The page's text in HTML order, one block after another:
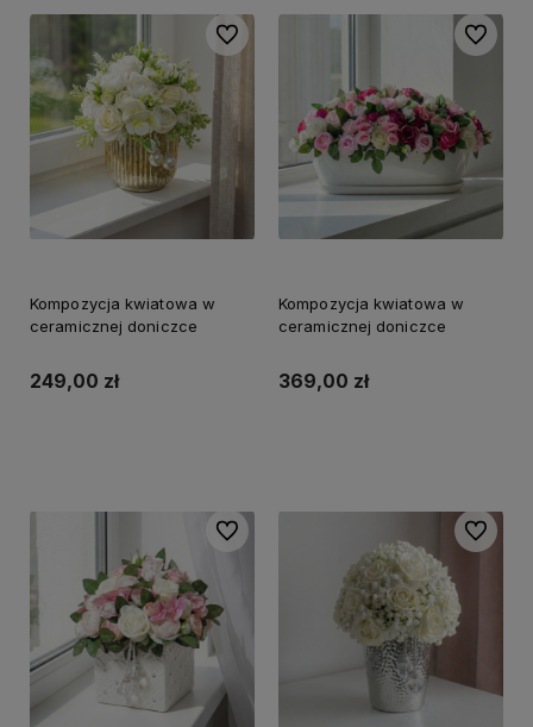
Kompozycja kwiatowa w
ceramicznej doniczce
249,00 zł
Do ulubionych
Kompozycja kwiatowa w
ceramicznej doniczce
369,00 zł
Do
Do ulubionych Do